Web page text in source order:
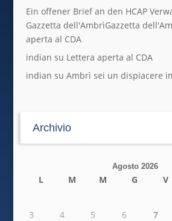
Ein offener Brief an den HCAP
Gazzetta dell'AmbrìGazzetta
aperta al CDA
indian su Lettera aperta al CDA
indian su Ambrì sei un dispiacere
Archivio
Agosto 2026
L M M G V
3
4 5 6 7